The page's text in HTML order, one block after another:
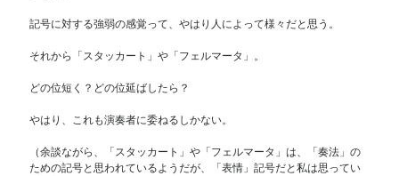
記号に対する強弱の感覚って、やはり人によって様々だと思う。
それから「スタッカート」や「フェルマータ」。
どの位短く？どの位延ばしたら？
やはり、これも演奏者に委ねるしかない。
（余談ながら、「スタッカート」や「フェルマータ」は、「奏法」の
ための記号と思われているようだが、「表情」記号だと私は思ってい